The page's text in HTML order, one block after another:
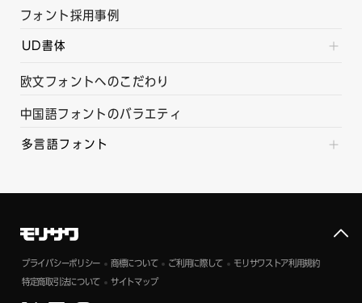
フォント採用事例
UD書体
欧文フォントへのこだわり
中国語フォントのバラエティ
多言語フォント
プライバシーポリシー 商標について ご利用に際して モリサワストア利用規約
特定商取引法について サイトマップ